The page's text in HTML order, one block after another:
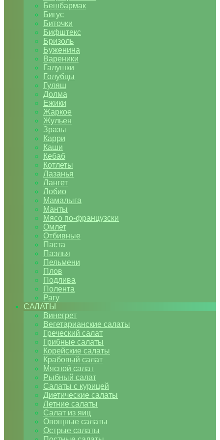
Бешбармак
Бигус
Биточки
Бифштекс
Бризоль
Буженина
Вареники
Галушки
Голубцы
Гуляш
Долма
Ежики
Жаркое
Жульен
Зразы
Карри
Каши
Кебаб
Котлеты
Лазанья
Лангет
Лобио
Мамалыга
Манты
Мясо по-французски
Омлет
Отбивные
Паста
Паэлья
Пельмени
Плов
Подлива
Полента
Рагу
САЛАТЫ
Винегрет
Вегетарианские салаты
Греческий салат
Грибные салаты
Корейские салаты
Крабовый салат
Мясной салат
Рыбный салат
Салаты с курицей
Диетические салаты
Летние салаты
Салат из яиц
Овощные салаты
Острые салаты